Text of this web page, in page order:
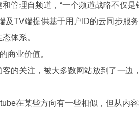
管理自频道，“一个频道战略不仅是
及TV端提供基于用户ID的云同步服
体系。
商业价值。
的关注，被大多数网站放到了一边
在某些方向有一些相似，但从内